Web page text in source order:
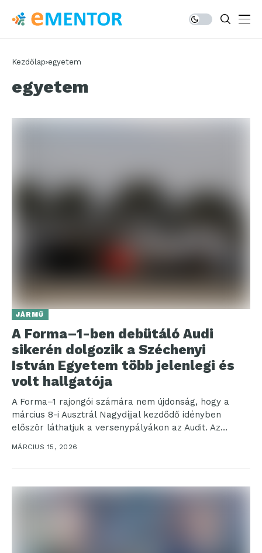
Kezdőlap egyetem
egyetem
JÁRMŰ
A Forma–1-ben debütáló Audi
sikerén dolgozik a Széchenyi
István Egyetem több jelenlegi és
volt hallgatója
A Forma–1 rajongói számára nem újdonság, hogy a
március 8-i Ausztrál Nagydíjjal kezdődő idényben
először láthatjuk a versenypályákon az Audit. Az
viszont talán...
MÁRCIUS 15, 2026